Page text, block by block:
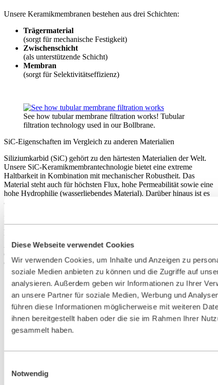
Diese Webseite verwendet Cookies
Wir verwenden Cookies, um Inhalte und Anzeigen zu
soziale Medien anbieten zu können und die Zugriffe auf
analysieren. Außerdem geben wir Informationen zu Ihrer
an unsere Partner für soziale Medien, Werbung und
führen diese Informationen möglicherweise mit weiteren
ihnen bereitgestellt haben oder die sie im Rahmen Ihrer
gesammelt haben.
Notwendig
Unsere Keramikmembranen bestehen aus drei Schichten:
Trägermaterial
(sorgt für mechanische Festigkeit)
Zwischenschicht
(als unterstützende Schicht)
Membran
(sorgt für Selektivitätseffizienz)
See how tubular membrane filtration works! Tubular
filtration technology used in our Bollbrane.
SiC-Eigenschaften im Vergleich zu anderen Materialien
Siliziumkarbid (SiC) gehört zu den härtesten Materialien der Welt.
Unsere SiC-Keramikmembrantechnologie bietet eine extreme
Haltbarkeit in Kombination mit mechanischer Robustheit. Das
Material steht auch für höchsten Flux, hohe Permeabilität sowie eine
hohe Hydrophilie (wasserliebendes Material). Darüber hinaus ist es
auch korrosionsbeständig.
Neben unseren SiC-Keramikmembranen bietet BOLL auch
Aluminiumoxidmembranen (Al2O3) als vielseitige Lösung für
unterschiedliche Filtrationsanforderungen an. Während
Aluminiumoxid-Membranen eine zuverlässige Leistung bieten, sind
die SiC-Membranen von BOLL in einigen Kategorien überlegen, so
dass sie die beste Wahl für anspruchsvolle Anwendungen sind.
Eigenschaften SiC AI2O3 Polymer
Lebensdauer
+++ +++
+
Flux
+++ ++
+
Chemische Beständigkeit
Betriebs-TMP
+++ ++
+
Verschmutzungsverhalten